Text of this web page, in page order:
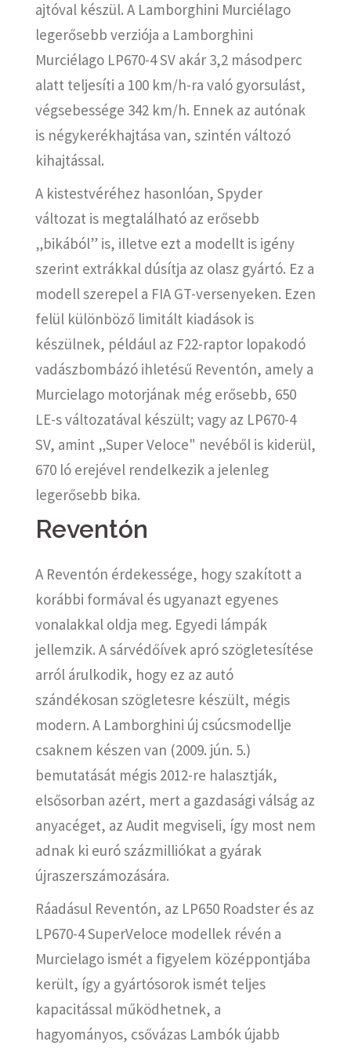
ajtóval készül. A Lamborghini Murciélago
legerősebb verziója a Lamborghini
Murciélago LP670-4 SV akár 3,2 másodperc
alatt teljesíti a 100 km/h-ra való gyorsulást,
végsebessége 342 km/h. Ennek az autónak
is négykerékhajtása van, szintén változó
kihajtással.
A kistestvéréhez hasonlóan, Spyder
változat is megtalálható az erősebb
„bikából” is, illetve ezt a modellt is igény
szerint extrákkal dúsítja az olasz gyártó. Ez a
modell szerepel a FIA GT-versenyeken. Ezen
felül különböző limitált kiadások is
készülnek, például az F22-raptor lopakodó
vadászbombázó ihletésű Reventón, amely a
Murcielago motorjának még erősebb, 650
LE-s változatával készült; vagy az LP670-4
SV, amint „Super Veloce" nevéből is kiderül,
670 ló erejével rendelkezik a jelenleg
legerősebb bika.
Reventón
A Reventón érdekessége, hogy szakított a
korábbi formával és ugyanazt egyenes
vonalakkal oldja meg. Egyedi lámpák
jellemzik. A sárvédőívek apró szögletesítése
arról árulkodik, hogy ez az autó
szándékosan szögletesre készült, mégis
modern. A Lamborghini új csúcsmodellje
csaknem készen van (2009. jún. 5.)
bemutatását mégis 2012-re halasztják,
elsősorban azért, mert a gazdasági válság az
anyacéget, az Audit megviseli, így most nem
adnak ki euró százmilliókat a gyárak
újraszerszámozására.
Ráadásul Reventón, az LP650 Roadster és az
LP670-4 SuperVeloce modellek révén a
Murcielago ismét a figyelem középpontjába
került, így a gyártósorok ismét teljes
kapacitással működhetnek, a
hagyományos, csővázas Lambók újabb